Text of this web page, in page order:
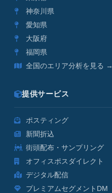
神奈川県
愛知県
大阪府
福岡県
全国のエリア分析を見る →
提供サービス
ポスティング
新聞折込
街頭配布・サンプリング
オフィスポスダイレクト
デジタル配信
プレミアムセグメントDM